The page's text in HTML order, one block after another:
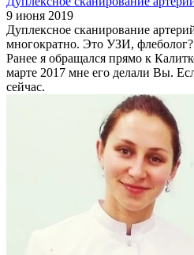
9 июня 2019
Дуплексное сканирование
многократно. Это УЗИ,
Ранее я обращался прямо к
марте 2017 мне его делали Вы.
сейчас.